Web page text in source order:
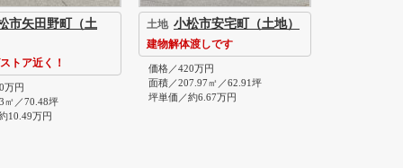
市矢田野町（土
トア近く！
万円
㎡／70.48坪
10.49万円
土地 小松市安宅町（土地）
建物解体渡しです
価格／420万円
面積／207.97㎡／62.91坪
坪単価／約6.67万円